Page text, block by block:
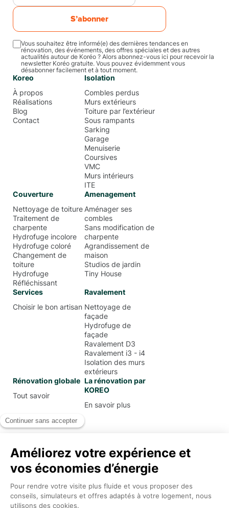
S’abonner
Vous souhaitez être informé(e) des dernières tendances en
rénovation, des événements, des offres spéciales et des autres
actualités autour de Koréo ? Alors abonnez-vous ici pour recevoir la
newsletter Koréo gratuite. Vous pouvez évidemment vous
désabonner facilement et à tout moment.
Koreo
À propos
Réalisations
Blog
Contact
Isolation
Combles perdus
Murs extérieurs
Toiture par l’extérieur
Sous rampants
Sarking
Garage
Menuiserie
Coursives
VMC
Murs intérieurs
ITE
Couverture
Nettoyage de toiture
Traitement de
charpente
Hydrofuge incolore
Hydrofuge coloré
Changement de
toiture
Hydrofuge
Réfléchissant
Amenagement
Aménager ses
combles
Sans modification de
charpente
Agrandissement de
maison
Studios de jardin
Tiny House
Services
Choisir le bon artisan
Ravalement
Nettoyage de
façade
Hydrofuge de
façade
Ravalement D3
Ravalement i3 - i4
Isolation des murs
extérieurs
Rénovation globale
Tout savoir
La rénovation par
KOREO
En savoir plus
Mentions Légales
Conditions Générales d’Utilisation
Politique de confidentialité